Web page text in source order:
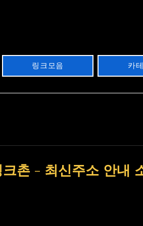
링크모음 카
촌 - 최신주소 안내